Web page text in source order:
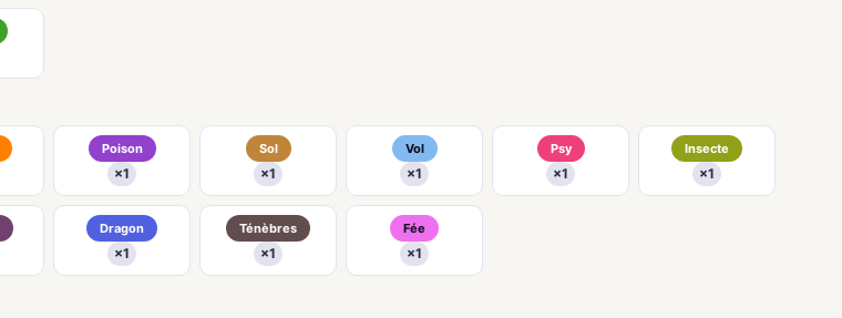
Poison
×1
Sol
×1
Vol
×1
Psy
×1
Insecte
×1
Dragon
×1
Ténèbres
×1
Fée
×1